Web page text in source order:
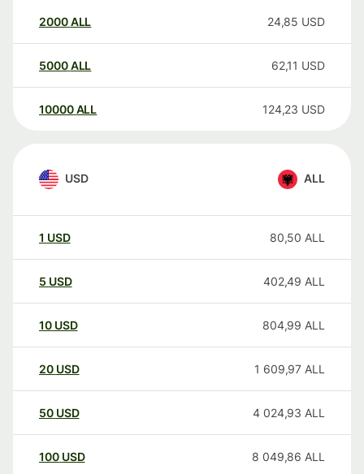
2000ALL 24,85 USD
5000ALL 62,11 USD
10000 ALL 124,23 USD
USD ALL
1 USD 80,50 ALL
5 USD 402,49 ALL
10 USD 804,99 ALL
20 USD 1 609,97 ALL
50 USD 4 024,93 ALL
100 USD 8 049,86 ALL